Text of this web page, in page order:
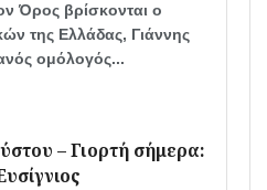
Όρος βρίσκονται ο
της Ελλάδας, Γιάννης
ομόλογός...
– Γιορτή σήμερα: